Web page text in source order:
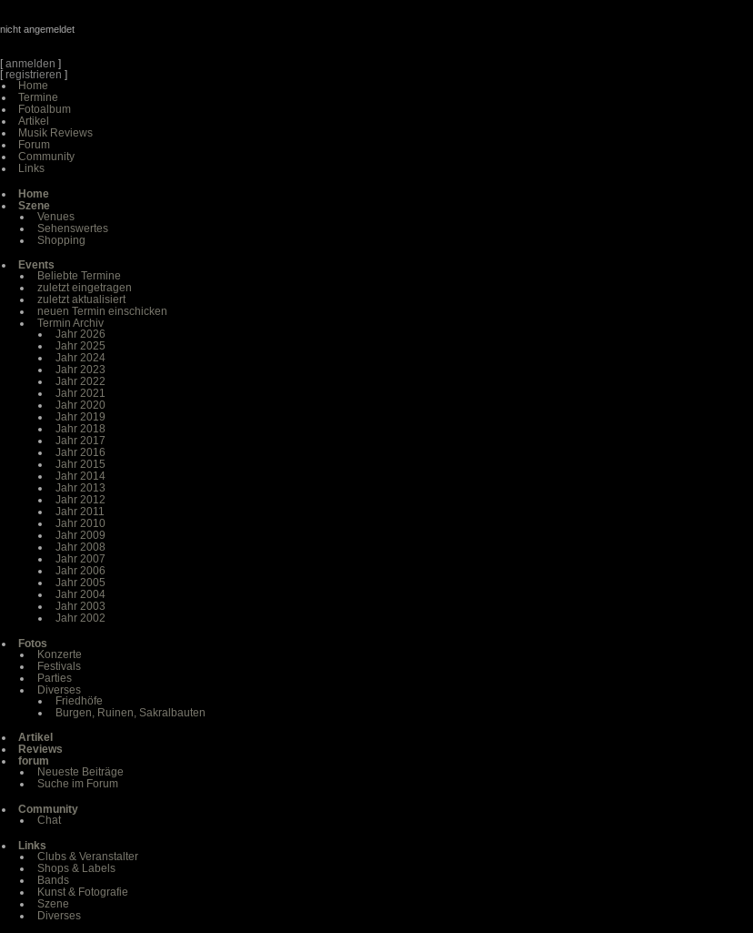
nicht angemeldet
[anmelden ]
[registrieren ]
Home
Termine
Fotoalbum
Artikel
Musik Reviews
Forum
Community
Links
Home
Szene
Venues
Sehenswertes
Shopping
Events
Beliebte Termine
zuletzt eingetragen
zuletzt aktualisiert
neuen Termin einschicken
Termin Archiv
Jahr 2026
Jahr 2025
Jahr 2024
Jahr 2023
Jahr 2022
Jahr 2021
Jahr 2020
Jahr 2019
Jahr 2018
Jahr 2017
Jahr 2016
Jahr 2015
Jahr 2014
Jahr 2013
Jahr 2012
Jahr 2011
Jahr 2010
Jahr 2009
Jahr 2008
Jahr 2007
Jahr 2006
Jahr 2005
Jahr 2004
Jahr 2003
Jahr 2002
Fotos
Konzerte
Festivals
Parties
Diverses
Friedhöfe
Burgen, Ruinen, Sakralbauten
Artikel
Reviews
forum
Neueste Beiträge
Suche im Forum
Community
Chat
Links
Clubs & Veranstalter
Shops & Labels
Bands
Kunst & Fotografie
Szene
Diverses